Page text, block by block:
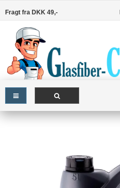
Fragt fra DKK 49,-